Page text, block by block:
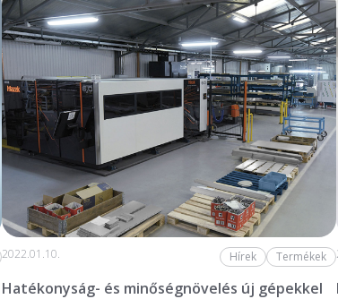
2022.01.10. Hírek Termékek
Hatékonyság- és minőségnövelés új gépekkel